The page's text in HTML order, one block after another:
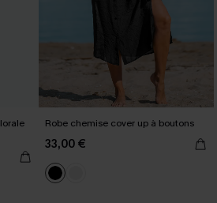
Robe chemise cover up à boutons
33,00 €